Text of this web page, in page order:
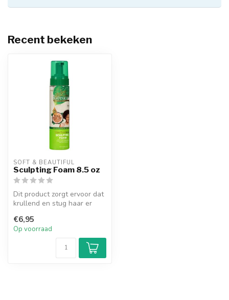
Recent bekeken
SOFT & BEAUTIFUL
Sculpting Foam 8.5 oz
Dit product zorgt ervoor dat
krullend en stug haar er
€6,95
Op voorraad